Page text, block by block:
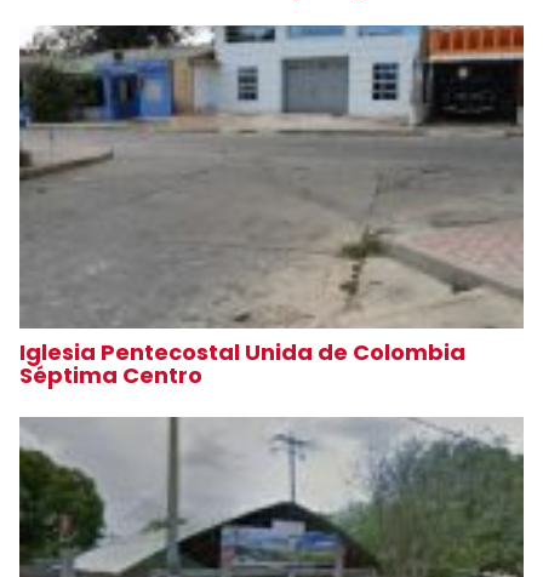
Iglesia Pentecostal Unida de Colombia
Séptima Centro